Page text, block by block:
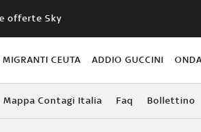
offerte Sky
MIGRANTI CEUTA ADDIO GUCCINI
Mappa Contagi Italia Faq Bollettino